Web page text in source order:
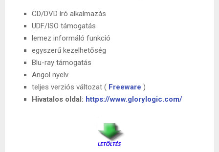
CD/DVD író alkalmazás
UDF/ISO támogatás
lemez informáló funkció
egyszerű kezelhetőség
Blu-ray támogatás
Angol nyelv
teljes verziós változat ( Freeware )
Hivatalos oldal: https://www.glorylogic.com/